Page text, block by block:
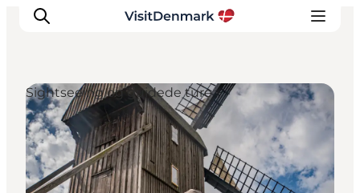
Inspirasjon
Reisemål
Aktiviteter
Sightseeing og guidede ture